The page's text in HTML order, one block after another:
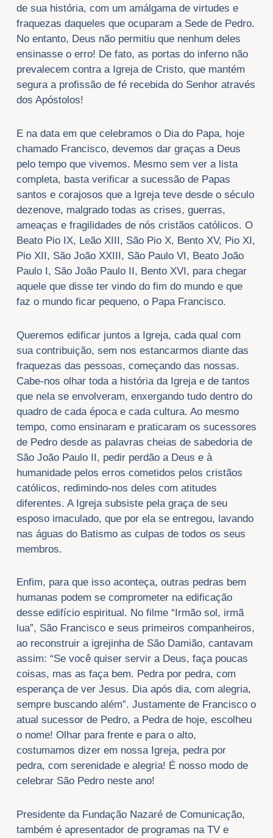
de sua história, com um amálgama de virtudes e
fraquezas daqueles que ocuparam a Sede de Pedro.
No entanto, Deus não permitiu que nenhum deles
ensinasse o erro! De fato, as portas do inferno não
prevalecem contra a Igreja de Cristo, que mantém
segura a profissão de fé recebida do Senhor através
dos Apóstolos!
E na data em que celebramos o Dia do Papa, hoje
chamado Francisco, devemos dar graças a Deus
pelo tempo que vivemos. Mesmo sem ver a lista
completa, basta verificar a sucessão de Papas
santos e corajosos que a Igreja teve desde o século
dezenove, malgrado todas as crises, guerras,
ameaças e fragilidades de nós cristãos católicos. O
Beato Pio IX, Leão XIII, São Pio X, Bento XV, Pio XI,
Pio XII, São João XXIII, São Paulo VI, Beato João
Paulo I, São João Paulo II, Bento XVI, para chegar
aquele que disse ter vindo do fim do mundo e que
faz o mundo ficar pequeno, o Papa Francisco.
Queremos edificar juntos a Igreja, cada qual com
sua contribuição, sem nos estancarmos diante das
fraquezas das pessoas, começando das nossas.
Cabe-nos olhar toda a história da Igreja e de tantos
que nela se envolveram, enxergando tudo dentro do
quadro de cada época e cada cultura. Ao mesmo
tempo, como ensinaram e praticaram os sucessores
de Pedro desde as palavras cheias de sabedoria de
São João Paulo II, pedir perdão a Deus e à
humanidade pelos erros cometidos pelos cristãos
católicos, redimindo-nos deles com atitudes
diferentes. A Igreja subsiste pela graça de seu
esposo imaculado, que por ela se entregou, lavando
nas águas do Batismo as culpas de todos os seus
membros.
Enfim, para que isso aconteça, outras pedras bem
humanas podem se comprometer na edificação
desse edifício espiritual. No filme “Irmão sol, irmã
lua”, São Francisco e seus primeiros companheiros,
ao reconstruir a igrejinha de São Damião, cantavam
assim: “Se você quiser servir a Deus, faça poucas
coisas, mas as faça bem. Pedra por pedra, com
esperança de ver Jesus. Dia após dia, com alegria,
sempre buscando além”. Justamente de Francisco o
atual sucessor de Pedro, a Pedra de hoje, escolheu
o nome! Olhar para frente e para o alto,
costumamos dizer em nossa Igreja, pedra por
pedra, com serenidade e alegria! É nosso modo de
celebrar São Pedro neste ano!
Presidente da Fundação Nazaré de Comunicação,
também é apresentador de programas na TV e